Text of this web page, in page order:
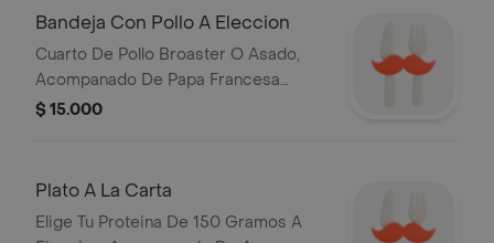
Bandeja Con Pollo A Eleccion
Cuarto De Pollo Broaster O Asado,
Acompanado De Papa Francesa
Artesanal, Porcion De Arroz Ensalada.
$ 15.000
Plato A La Carta
Elige Tu Proteina De 150 Gramos A